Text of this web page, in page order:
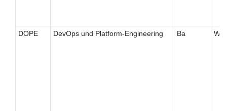
DOPE DevOps und Platform-Engineering Ba W